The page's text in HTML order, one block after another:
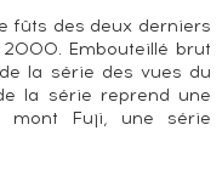
fûts des deux derniers
2000. Embouteillé brut
la série des vues du
la série reprend une
mont Fuji, une série